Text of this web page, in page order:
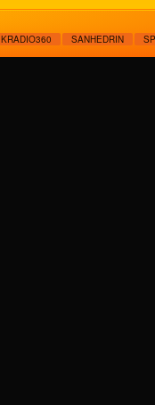
SANHEDRIN